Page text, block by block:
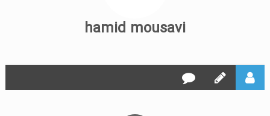
hamid mousavi